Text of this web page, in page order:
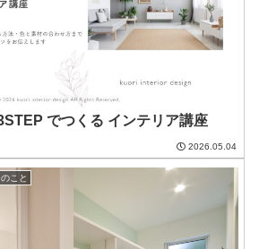
でつくる インテリア講座
2026.05.04
こと